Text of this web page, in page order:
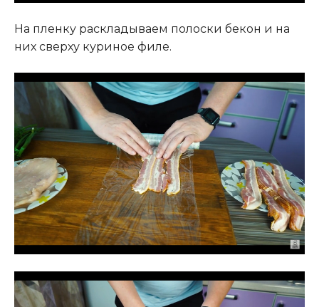
На пленку раскладываем полоски бекон и на
них сверху куриное филе.